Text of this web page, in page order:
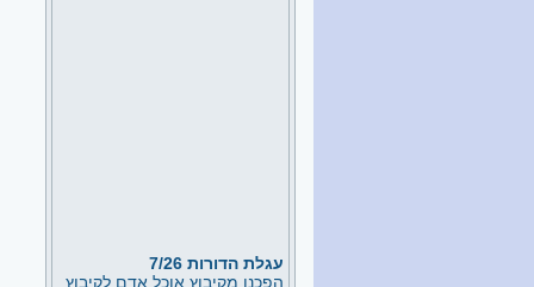
הפכנו מקיבוץ אוכל אדם לקיבוץ
פושט רגל - קטעים מחג השבעים